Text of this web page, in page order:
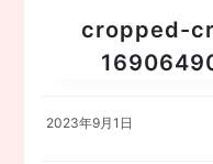
cropped-
2023年9月1日